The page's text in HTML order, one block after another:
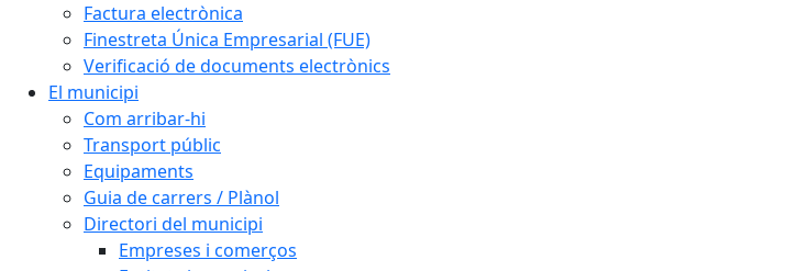
Factura electrònica
Finestreta Única Empresarial (FUE)
Verificació de documents electrònics
El municipi
Com arribar-hi
Transport públic
Equipaments
Guia de carrers / Plànol
Directori del municipi
Empreses i comerços